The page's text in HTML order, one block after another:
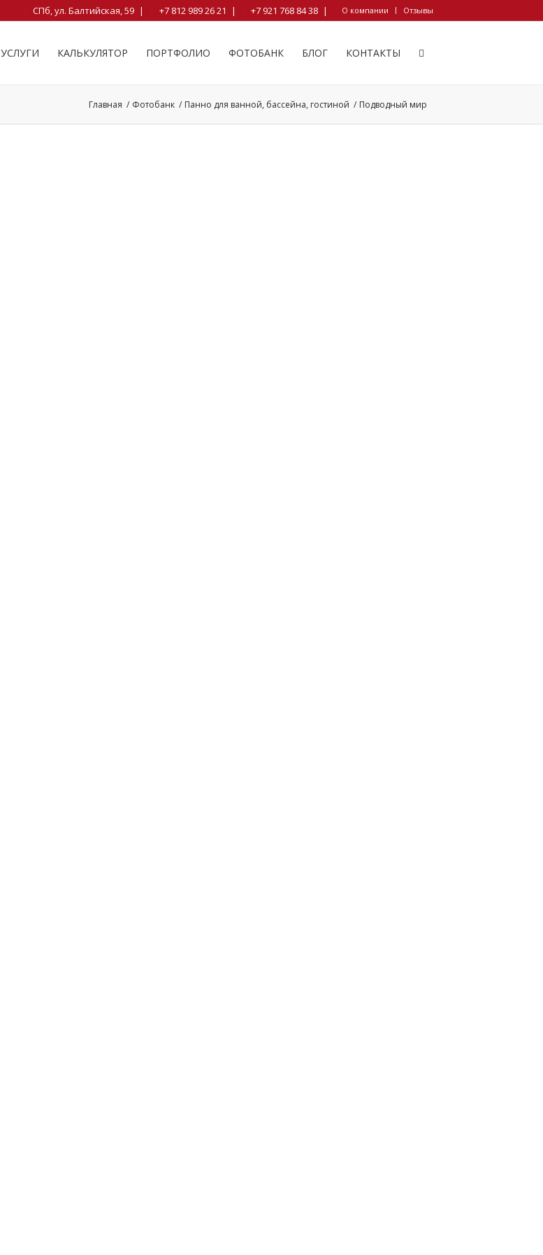
О компании Отзывы
СПб, ул. Балтийская, 59 | +7 812 989 26 21 | +7 921 768 84 38 |
УСЛУГИ КАЛЬКУЛЯТОР ПОРТФОЛИО ФОТОБАНК БЛОГ КОНТАКТЫ
Главная / Фотобанк / Панно для ванной, бассейна, гостиной / Подводный мир